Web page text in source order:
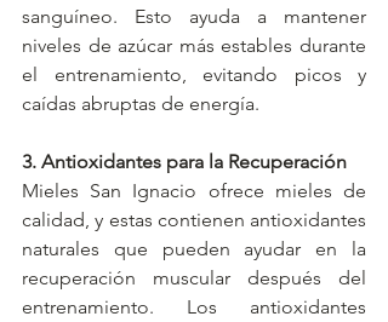
sanguíneo. Esto ayuda a mantener
niveles de azúcar más estables durante
el entrenamiento, evitando picos y
caídas abruptas de energía.
3. Antioxidantes para la Recuperación
Mieles San Ignacio ofrece mieles de
calidad, y estas contienen antioxidantes
naturales que pueden ayudar en la
recuperación muscular después del
entrenamiento. Los antioxidantes